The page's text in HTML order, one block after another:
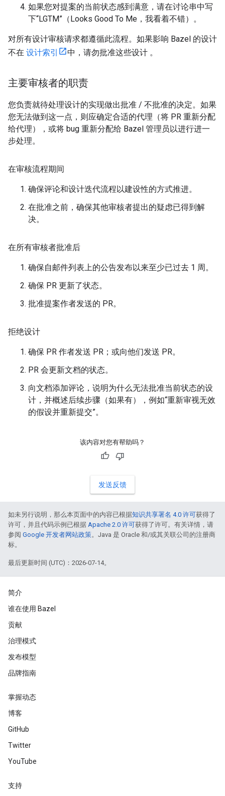
如果您对提案的当前状态感到满意，请在讨论串中写
下“LGTM”（Looks Good To Me，我看着不错）。
对所有设计审核请求都遵循此流程。如果影响 Bazel 的设计
不在 设计索引 中，请勿批准这些设计 。
主要审核者的职责
您负责就待处理设计的实现做出批准 / 不批准的决定。如果
您无法做到这一点，则应确定合适的代理（将 PR 重新分配
给代理），或将 bug 重新分配给 Bazel 管理员以进行进一
步处理。
在审核流程期间
确保评论和设计迭代流程以建设性的方式推进。
在批准之前，确保其他审核者提出的疑虑已得到解
决。
在所有审核者批准后
确保自邮件列表上的公告发布以来至少已过去 1 周。
确保 PR 更新了状态。
批准提案作者发送的 PR。
拒绝设计
确保 PR 作者发送 PR；或向他们发送 PR。
PR 会更新文档的状态。
向文档添加评论，说明为什么无法批准当前状态的设
计，并概述后续步骤（如果有），例如“重新审视无效
的假设并重新提交”。
该内容对您有帮助吗？
发送反馈
如未另行说明，那么本页面中的内容已根据知识共享署名 4.0 许可获得了
许可，并且代码示例已根据 Apache 2.0 许可获得了许可。有关详情，请
参阅 Google 开发者网站政策。Java 是 Oracle 和/或其关联公司的注册商
标。
最后更新时间 (UTC)：2026-07-14。
简介
谁在使用 Bazel
贡献
治理模式
发布模型
品牌指南
掌握动态
博客
GitHub
Twitter
YouTube
支持